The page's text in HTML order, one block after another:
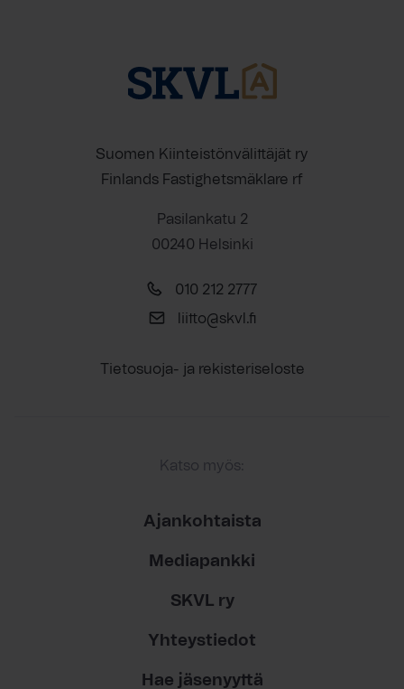
Suomen Kiinteistönvälittäjät ry
Finlands Fastighetsmäklare rf
Pasilankatu 2
00240 Helsinki
010 212 2777
liitto@skvl.fi
Tietosuoja- ja rekisteriseloste
Katso myös:
Ajankohtaista
Mediapankki
SKVL ry
Yhteystiedot
Hae jäsenyyttä